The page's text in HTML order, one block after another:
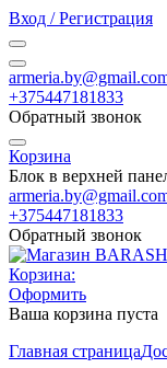
Вход / Регистрация
+375447181833
Обратный звонок
Корзина
Блок в верхней
+375447181833
Обратный звонок
Корзина:
Оформить
Ваша корзина пуста
Главная страница